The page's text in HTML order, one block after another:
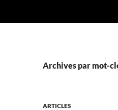
Archives par mot-
ARTICLES